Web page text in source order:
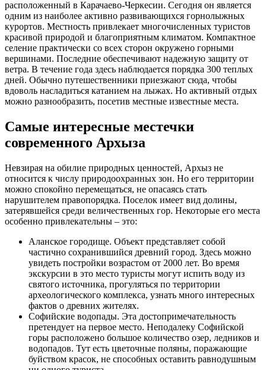
расположенный в Карачаево-Черкесии. Сегодня он является
одним из наиболее активно развивающихся горнолыжных
курортов. Местность привлекает многочисленных туристов
красивой природой и благоприятным климатом. Компактное
селение практически со всех сторон окружено горными
вершинами. Последние обеспечивают надежную защиту от
ветра. В течение года здесь наблюдается порядка 300 теплых
дней. Обычно путешественники приезжают сюда, чтобы
вдоволь насладиться катанием на лыжах. Но активный отдых
можно разнообразить, посетив местные известные места.
Самые интересные местечки
современного Архыза
Невзирая на обилие природных ценностей, Архыз не
относится к числу природоохранных зон. Но его территории
можно спокойно перемещаться, не опасаясь стать
нарушителем правопорядка. Поселок имеет вид долины,
затерявшейся среди величественных гор. Некоторые его места
особенно привлекательны – это:
Аланское городище. Объект представляет собой
частично сохранившийся древний город. Здесь можно
увидеть постройки возрастом от 2000 лет. Во время
экскурсии в это место туристы могут испить воду из
святого источника, прогуляться по территории
археологического комплекса, узнать много интересных
фактов о древних жителях.
Софийские водопады. Эта достопримечательность
претендует на первое место. Неподалеку Софийской
горы расположено большое количество озер, ледников и
водопадов. Тут есть цветочные поляны, поражающие
буйством красок, не способных оставить равнодушным